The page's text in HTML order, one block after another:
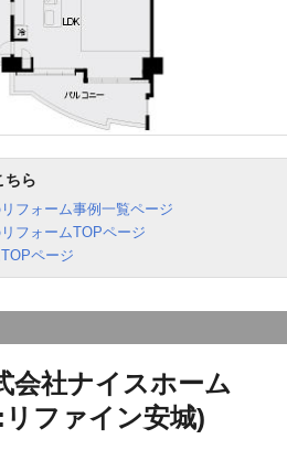
ちら
フォーム事例一覧ページ
フォームTOPページ
ページ
会社ナイスホーム
リファイン安城)